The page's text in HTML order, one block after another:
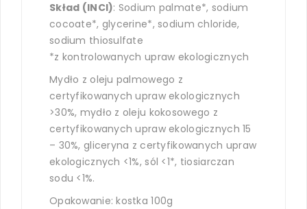
Skład (INCI): Sodium palmate*, sodium
cocoate*, glycerine*, sodium chloride,
sodium thiosulfate
*z kontrolowanych upraw ekologicznych
Mydło z oleju palmowego z
certyfikowanych upraw ekologicznych
>30%, mydło z oleju kokosowego z
certyfikowanych upraw ekologicznych 15
– 30%, gliceryna z certyfikowanych upraw
ekologicznych <1%, sól <1*, tiosiarczan
sodu <1%.
Opakowanie: kostka 100g